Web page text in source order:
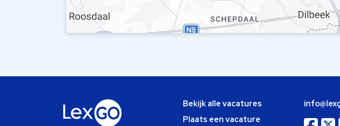
Bekijk alle vacatures
Plaats een vacature